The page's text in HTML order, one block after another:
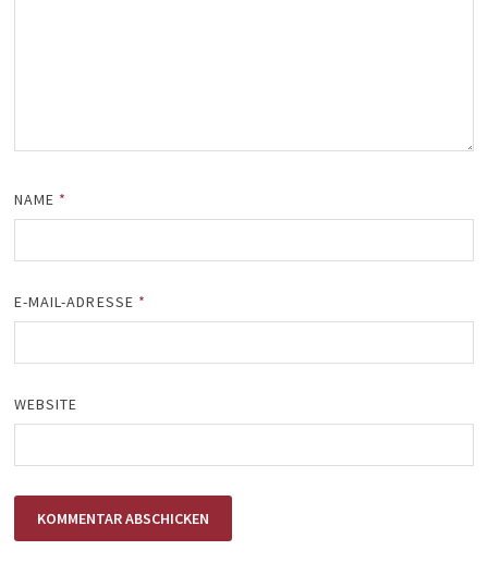
NAME *
E-MAIL-ADRESSE *
WEBSITE